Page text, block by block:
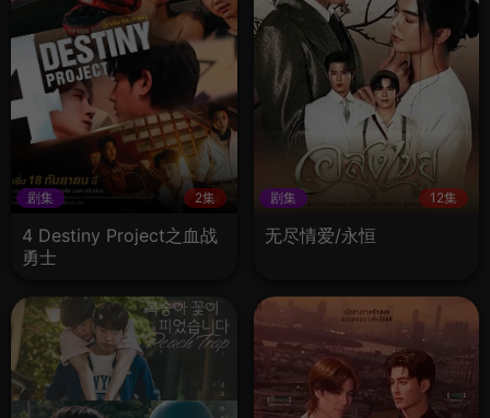
剧集 2集
4 Destiny Project之血战
勇士
剧集 12集
无尽情爱/永恒